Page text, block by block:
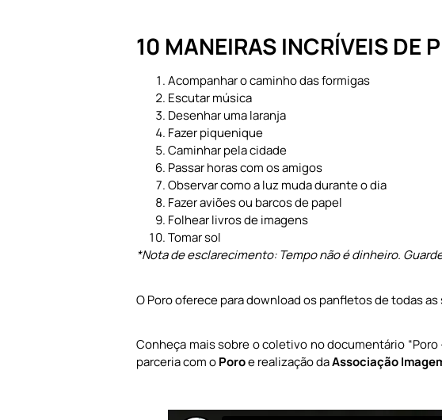
10 MANEIRAS INCRÍVEIS DE
Acompanhar o caminho das formigas
Escutar música
Desenhar uma laranja
Fazer piquenique
Caminhar pela cidade
Passar horas com os amigos
Observar como a luz muda durante o dia
Fazer aviões ou barcos de papel
Folhear livros de imagens
Tomar sol
*Nota de esclarecimento: Tempo não é dinheiro.
O Poro oferece para download os panfletos de todas
Conheça mais sobre o coletivo no documentário
parceria com oPoroe realização daAssociação